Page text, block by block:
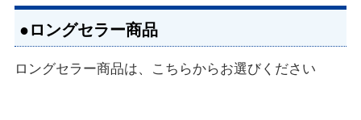
●ロングセラー商品
ロングセラー商品は、こちらからお選びください